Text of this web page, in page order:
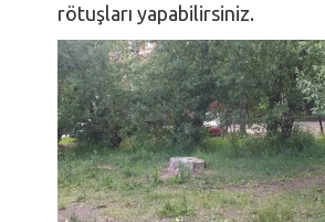
rötuşları yapabilirsiniz.